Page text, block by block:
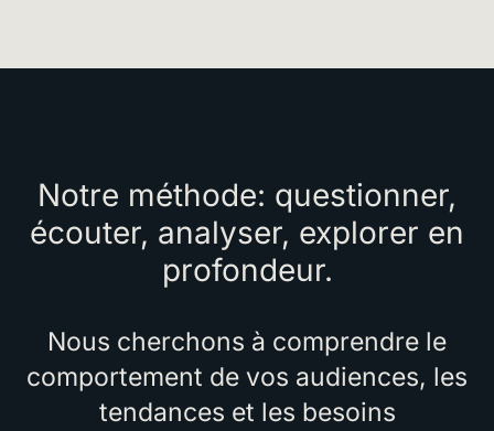
Notre méthode: questionner,
écouter, analyser, explorer en
profondeur.
Nous cherchons à comprendre le
comportement de vos audiences, les
tendances et les besoins